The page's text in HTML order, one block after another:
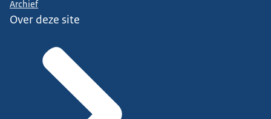
Archief
Over deze site